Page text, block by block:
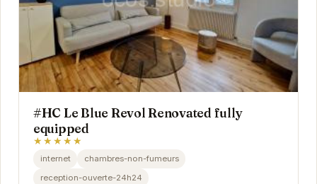
#HC Le Blue Revol Renovated fully
equipped
★★★★★
internet
chambres-non-fumeurs
reception-ouverte-24h24